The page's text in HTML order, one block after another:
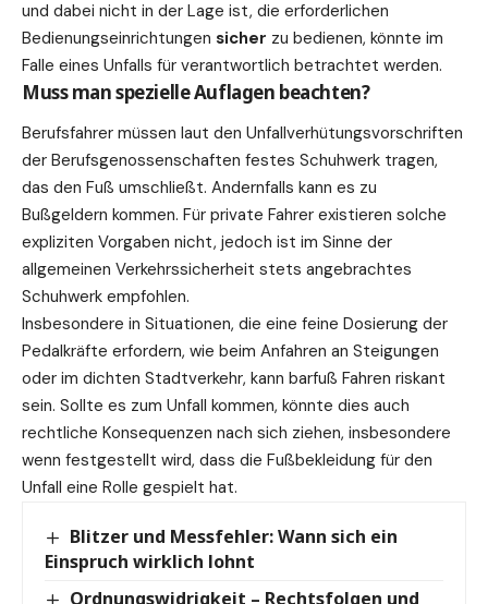
und dabei nicht in der Lage ist, die erforderlichen
Bedienungseinrichtungen sicher zu bedienen, könnte im
Falle eines Unfalls für verantwortlich betrachtet werden.
Muss man spezielle Auflagen beachten?
Berufsfahrer müssen laut den Unfallverhütungsvorschriften
der Berufsgenossenschaften festes Schuhwerk tragen,
das den Fuß umschließt. Andernfalls kann es zu
Bußgeldern kommen. Für private Fahrer existieren solche
expliziten Vorgaben nicht, jedoch ist im Sinne der
allgemeinen Verkehrssicherheit stets angebrachtes
Schuhwerk empfohlen.
Insbesondere in Situationen, die eine feine Dosierung der
Pedalkräfte erfordern, wie beim Anfahren an Steigungen
oder im dichten Stadtverkehr, kann barfuß Fahren riskant
sein. Sollte es zum Unfall kommen, könnte dies auch
rechtliche Konsequenzen nach sich ziehen, insbesondere
wenn festgestellt wird, dass die Fußbekleidung für den
Unfall eine Rolle gespielt hat.
Blitzer und Messfehler: Wann sich ein
Einspruch wirklich lohnt
Ordnungswidrigkeit – Rechtsfolgen und